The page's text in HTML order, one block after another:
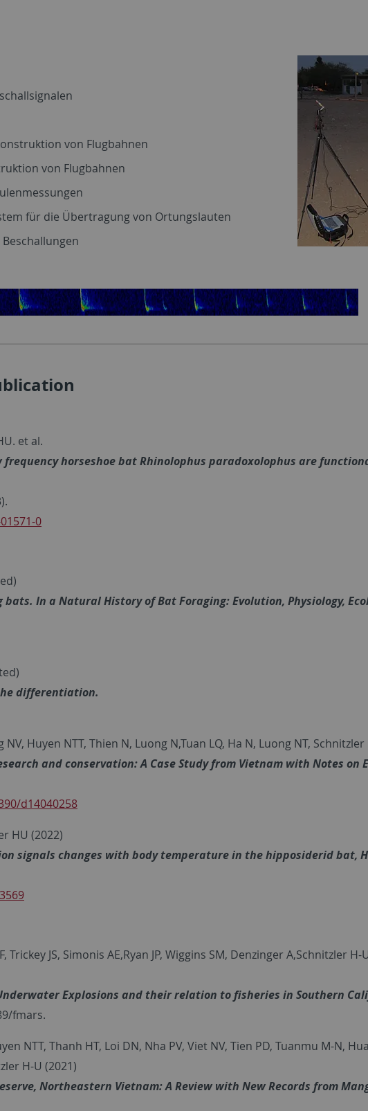
von Flugbahnen
von Flugbahnen
für die Übertragung von Ortungslauten
et al.
horseshoe bat Rhinolophus paradoxolophus are
0
In a Natural History of Bat Foraging: Evolution, Physiology,
differentiation.
Huyen NTT, Thien N, Luong N,Tuan LQ, Ha N, Luong NT, Schnitzler
and conservation: A Case Study from Vietnam with Notes on
d14040258
HU (2022)
signals changes with body temperature in the hipposiderid bat,
Trickey JS, Simonis AE,Ryan JP, Wiggins SM, Denzinger A,Schnitzler
Explosions and their relation to fisheries in Southern
fmars.
NTT, Thanh HT, Loi DN, Nha PV, Viet NV, Tien PD, Tuanmu M-N,
H-U (2021)
Northeastern Vietnam: A Review with New Records from